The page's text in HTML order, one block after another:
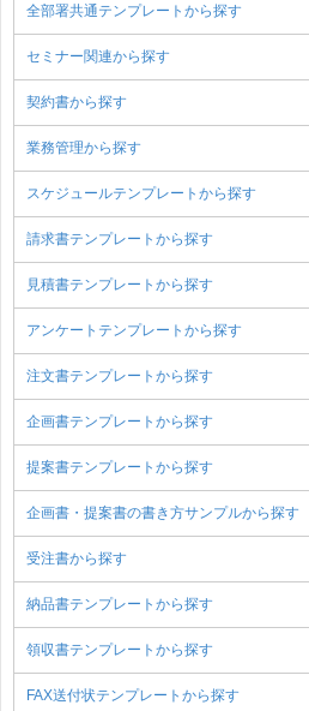
全部署共通テンプレートから探す
セミナー関連から探す
契約書から探す
業務管理から探す
スケジュールテンプレートから探す
請求書テンプレートから探す
見積書テンプレートから探す
アンケートテンプレートから探す
注文書テンプレートから探す
企画書テンプレートから探す
提案書テンプレートから探す
企画書・提案書の書き方サンプルから探す
受注書から探す
納品書テンプレートから探す
領収書テンプレートから探す
FAX送付状テンプレートから探す